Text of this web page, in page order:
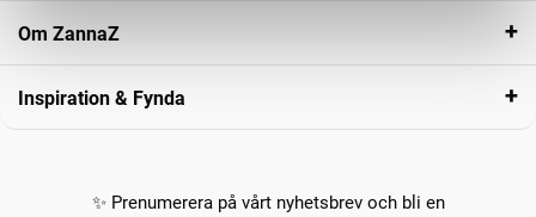
Om ZannaZ
Inspiration & Fynda
✨ Prenumerera på vårt nyhetsbrev och bli en